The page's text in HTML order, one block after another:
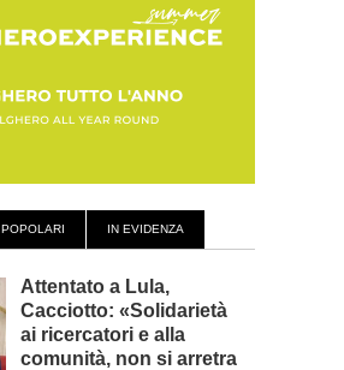
POPOLARI IN EVIDENZA
Attentato a Lula,
Cacciotto: «Solidarietà
ai ricercatori e alla
comunità, non si arretra